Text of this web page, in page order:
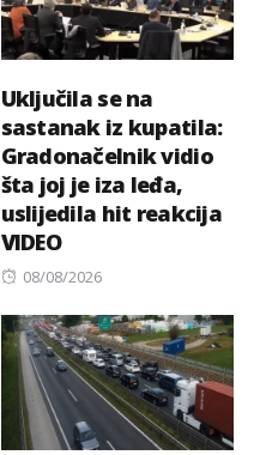
Uključila se na
sastanak iz kupatila:
Gradonačelnik vidio
šta joj je iza leđa,
uslijedila hit reakcija
VIDEO
Posted
08/08/2026